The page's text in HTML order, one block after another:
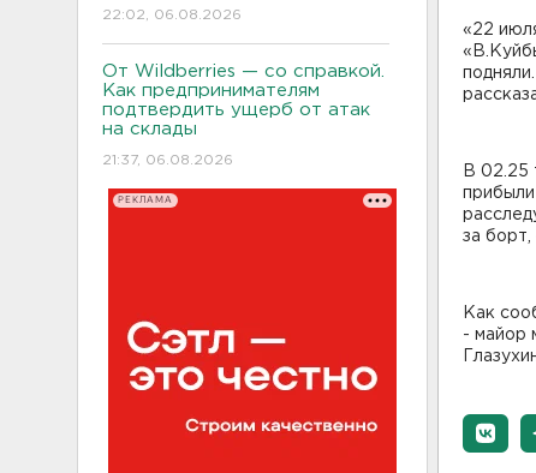
22:02, 06.08.2026
От Wildberries — со справкой.
Как предпринимателям
подтвердить ущерб от атак
на склады
21:37, 06.08.2026
РЕКЛАМА
«22
В 02.25
за борт,
Как
- майор